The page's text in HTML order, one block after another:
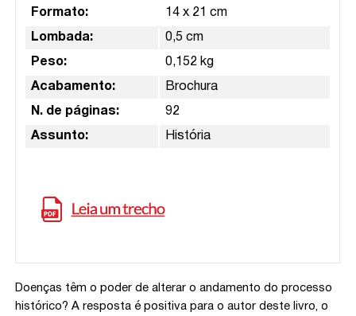
Formato: 14 x 21 cm
Lombada: 0,5 cm
Peso: 0,152 kg
Acabamento: Brochura
N. de páginas: 92
Assunto: História
Doenças têm o poder de alterar o andamento do processo
histórico? A resposta é positiva para o autor deste livro, o